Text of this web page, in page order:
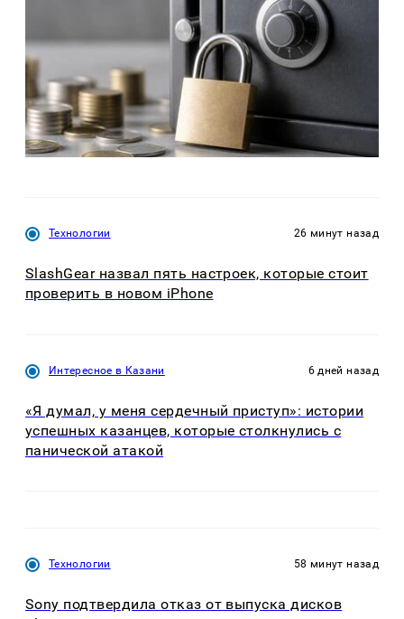
Технологии 26 минут назад
SlashGear назвал пять настроек, которые стоит
проверить в новом iPhone
Интересное в Казани 6 дней назад
«Я думал, у меня сердечный приступ»: истории
успешных казанцев, которые столкнулись с
панической атакой
Технологии 58 минут назад
Sony подтвердила отказ от выпуска дисков